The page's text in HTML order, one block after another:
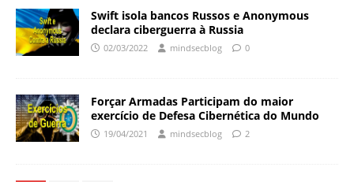
Swift isola bancos Russos e Anonymous
declara ciberguerra à Russia
02/03/2022 mindsecblog 0
Forçar Armadas Participam do maior
exercício de Defesa Cibernética do Mundo
19/04/2021 mindsecblog 2